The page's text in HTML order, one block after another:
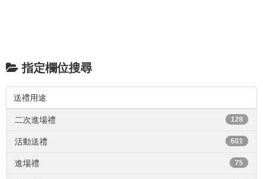
指定欄位搜尋
送禮用途
二次進場禮 128
活動送禮 601
進場禮 75